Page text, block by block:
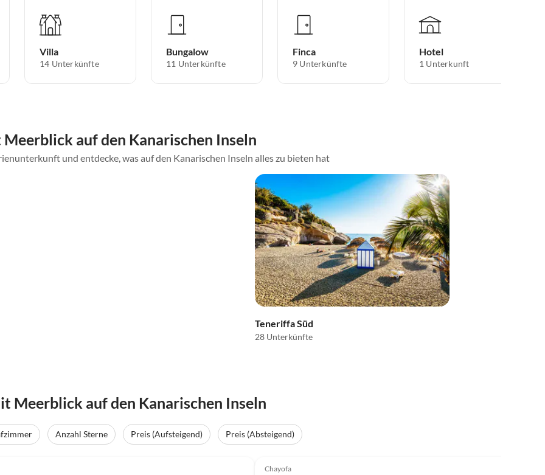
Villa
14 Unterkünfte
Bungalow
11 Unterkünfte
Finca
9 Unterkünfte
Hotel
1 Unterkunft
auf den Kanarischen Inseln
und entdecke, was auf den Kanarischen Inseln alles zu bieten hat
Teneriffa Süd
28 Unterkünfte
Meerblick auf den Kanarischen Inseln
Anzahl Sterne Preis (Aufsteigend) Preis (Absteigend)
Chayofa